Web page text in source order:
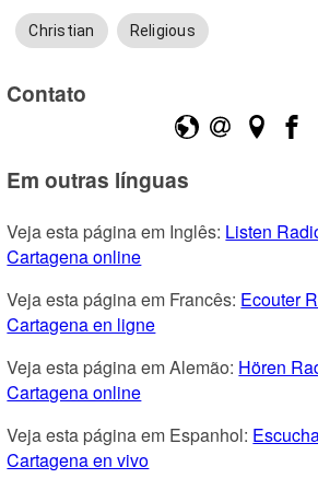
Christian Religious
Contato
Em outras línguas
Veja esta página em Inglês: Listen
Cartagena online
Veja esta página em Francês: Ecouter
Cartagena en ligne
Veja esta página em Alemão: Hören
Cartagena online
Veja esta página em Espanhol:
Cartagena en vivo